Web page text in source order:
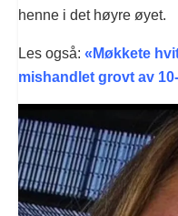
henne i det høyre øyet.
Les også: «Møkkete
mishandlet grovt av